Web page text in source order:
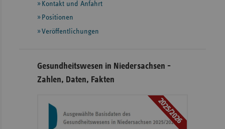
InformationenKontakt und Anfahrt
Positionen
Veröffentlichungen
Gesundheitswesen in Niedersachsen -
Zahlen, Daten, Fakten
2025/2026